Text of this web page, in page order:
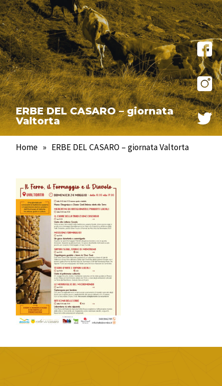
ERBE DEL CASARO – giornata
Valtorta
Home » ERBE DEL CASARO – giornata Valtorta